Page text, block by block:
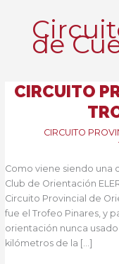
de
CIRCUITO
CIRCUITO
Como viene siendo una
Club de Orientación
Circuito Provincial de
fue el Trofeo Pinares, y
orientación nunca
kilómetros de la […]